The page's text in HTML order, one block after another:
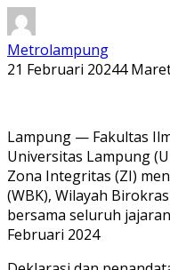
Metrolampung
21 Februari 20244
Lampung — Fakultas
Universitas Lampung
Zona Integritas (ZI)
(WBK), Wilayah
bersama seluruh
Februari 2024